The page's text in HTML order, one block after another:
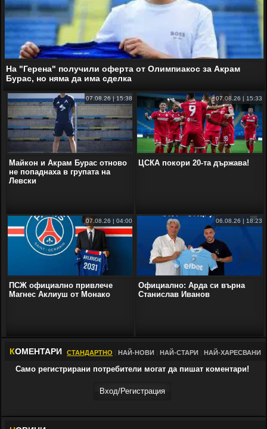
На "Герена" получили оферта от Олимпиакос за Акрам
Бурас, но няма да има сделка
07.08.26 | 15:38
Майкон и Акрам Бурас отново
не попаднаха в групата на
Левски
07.08.26 | 15:33
ЦСКА покори 20-та държава!
07.08.26 | 04:00
ПСЖ официално привлече
Магнес Аклиуш от Монако
06.08.26 | 18:23
Официално: Арда си върна
Станислав Иванов
КОМЕНТАРИ СТАНДАРТНО НАЙ-НОВИ НАЙ-СТАРИ НАЙ-ХАРЕСВАНИ
Само регистрирани потребители могат да пишат коментари!
Вход/Регистрaция